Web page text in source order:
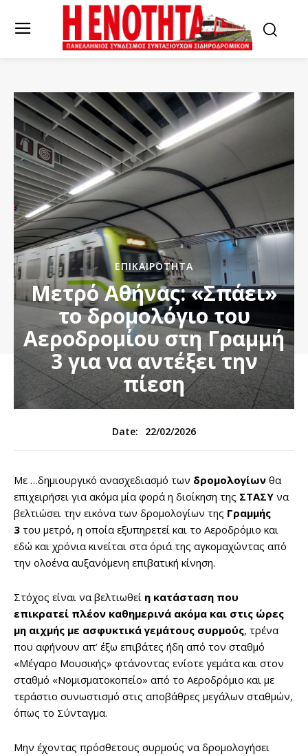
ΕΠΙΚΑΙΡΌΤΗΤΑ
Μετρό Αθήνας: «Σπάει»
το δρομολόγιο του
Αεροδρομίου στη Γραμμή
3 για να αντέξει την
πίεση
Date: 22/02/2026
Με …δημιουργικό ανασχεδιασμό των δρομολογίων θα
επιχειρήσει για ακόμα μία φορά η διοίκηση της ΣΤΑΣΥ να
βελτιώσει την εικόνα των δρομολογίων της Γραμμής
3 του μετρό, η οποία εξυπηρετεί και το Αεροδρόμιο και
εδώ και χρόνια κινείται στα όριά της αγκομαχώντας από
την ολοένα αυξανόμενη επιβατική κίνηση.
Στόχος είναι να βελτιωθεί η κατάσταση που
επικρατεί πλέον καθημερινά ακόμα και στις ώρες
μη αιχμής με ασφυκτικά γεμάτους συρμούς, τρένα
που αφήνουν απ’ έξω επιβάτες ήδη από τον σταθμό
«Μέγαρο Μουσικής» φτάνοντας ενίοτε γεμάτα και στον
σταθμό «Νομισματοκοπείο» από το Αεροδρόμιο και με
τεράστιο συνωστισμό στις αποβάθρες μεγάλων σταθμών,
όπως το Σύνταγμα.
Μην έχοντας πρόσθετους συρμούς να δρομολογήσει